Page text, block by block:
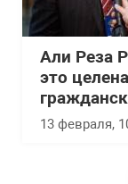
Али Реза
это
13 февраля,